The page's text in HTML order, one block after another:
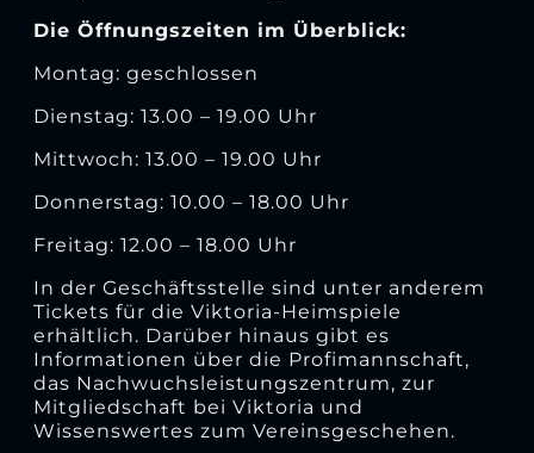
Die Öffnungszeiten im Überblick:
Montag: geschlossen
Dienstag: 13.00 – 19.00 Uhr
Mittwoch: 13.00 – 19.00 Uhr
Donnerstag: 10.00 – 18.00 Uhr
Freitag: 12.00 – 18.00 Uhr
In der Geschäftsstelle sind unter anderem
Tickets für die Viktoria-Heimspiele
erhältlich. Darüber hinaus gibt es
Informationen über die Profimannschaft,
das Nachwuchsleistungszentrum, zur
Mitgliedschaft bei Viktoria und
Wissenswertes zum Vereinsgeschehen.